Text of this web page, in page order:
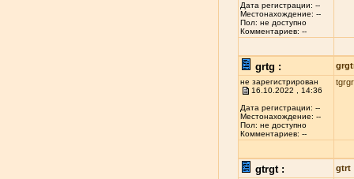
Дата регистрации: --
Местонахождение: --
Пол: не доступно
Комментариев: --
grtg :
не зарегистрирован
16.10.2022 , 14:36
Дата регистрации: --
Местонахождение: --
Пол: не доступно
Комментариев: --
tgrgr
gtrgt : gtrt